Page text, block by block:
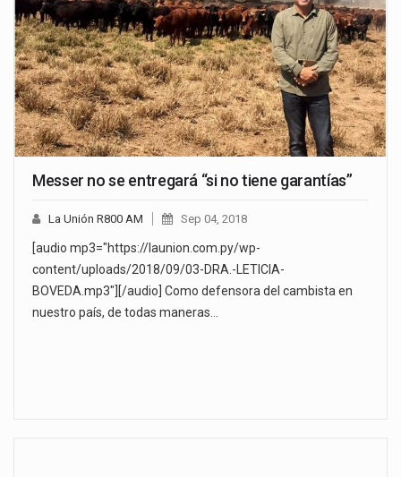
Messer no se entregará “si no tiene garantías”
La Unión R800 AM Sep 04, 2018
[audio mp3="https://launion.com.py/wp-
content/uploads/2018/09/03-DRA.-LETICIA-
BOVEDA.mp3"][/audio] Como defensora del cambista en
nuestro país, de todas maneras…